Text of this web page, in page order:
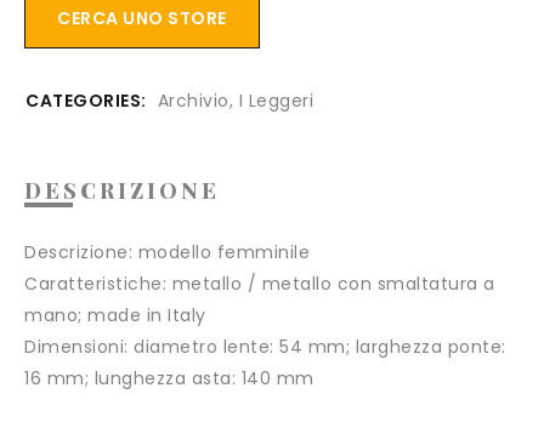
CERCA UNO STORE
CATEGORIES: Archivio, I Leggeri
DESCRIZIONE
Descrizione: modello femminile
Caratteristiche: metallo / metallo con smaltatura a
mano; made in Italy
Dimensioni: diametro lente: 54 mm; larghezza ponte:
16 mm; lunghezza asta: 140 mm